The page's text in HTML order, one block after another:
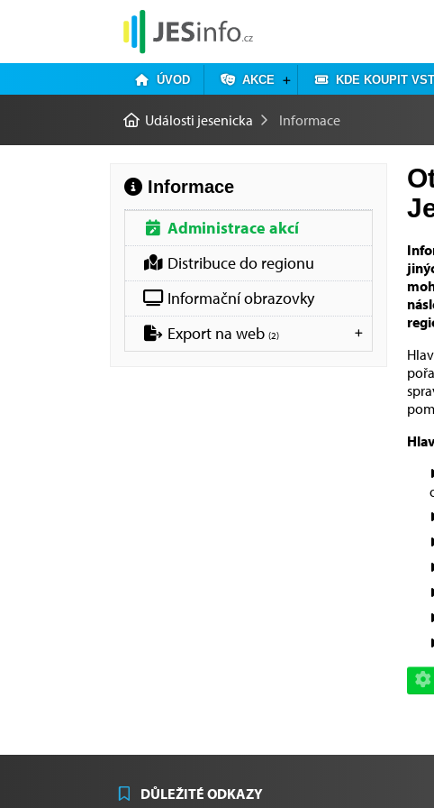
ÚVOD AKCE KDE KOUPIT
Události jesenicka Informace
Informace
Administrace akcí
Distribuce do regionu
Informační obrazovky
Export na web (2)
DŮLEŽITÉ ODKAZY